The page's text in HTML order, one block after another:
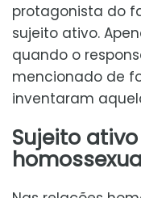
protagonista do
sujeito ativo.
quando o
mencionado de
inventaram
Sujeito